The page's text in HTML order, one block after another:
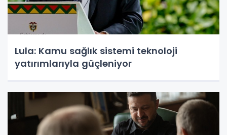
Lula: Kamu sağlık sistemi teknoloji
yatırımlarıyla güçleniyor